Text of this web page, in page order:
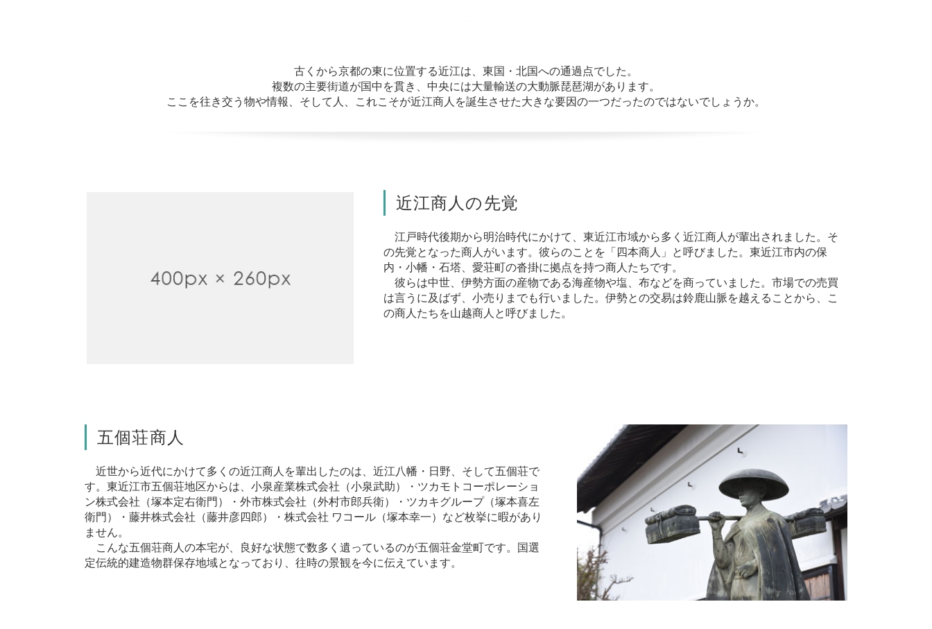
古くから京都の東に位置する近江は、東国・北国への通過点でした。
複数の主要街道が国中を貫き、中央には大量輸送の大動脈琵琶湖があります。
ここを往き交う物や情報、そして人、これこそが近江商人を誕生させた大きな要因の一つだったのではないでしょうか。
近江商人の先覚
江戸時代後期から明治時代にかけて、東近江市域から多く近江商人が輩出されました。そ
の先覚となった商人がいます。彼らのことを「四本商人」と呼びました。東近江市内の保
内・小幡・石塔、愛荘町の沓掛に拠点を持つ商人たちです。
彼らは中世、伊勢方面の産物である海産物や塩、布などを商っていました。市場での売買
は言うに及ばず、小売りまでも行いました。伊勢との交易は鈴鹿山脈を越えることから、こ
の商人たちを山越商人と呼びました。
五個荘商人
近世から近代にかけて多くの近江商人を輩出したのは、近江八幡・日野、そして五個荘で
す。東近江市五個荘地区からは、 小泉産業株式会社 （小泉武助）・ ツカモトコーポレーショ
ン株式会社 （塚本定右衛門）・ 外市株式会社 （外村市郎兵衛）・ ツカキグループ（塚本喜左
衛門）・ 藤井株式会社 （藤井彦四郎）・ 株式会社 ワコール （塚本幸一）など枚挙に暇があり
ません。
こんな五個荘商人の本宅が、良好な状態で数多く遺っているのが五個荘金堂町です。国選
定伝統的建造物群保存地域となっており、往時の景観を今に伝えています。